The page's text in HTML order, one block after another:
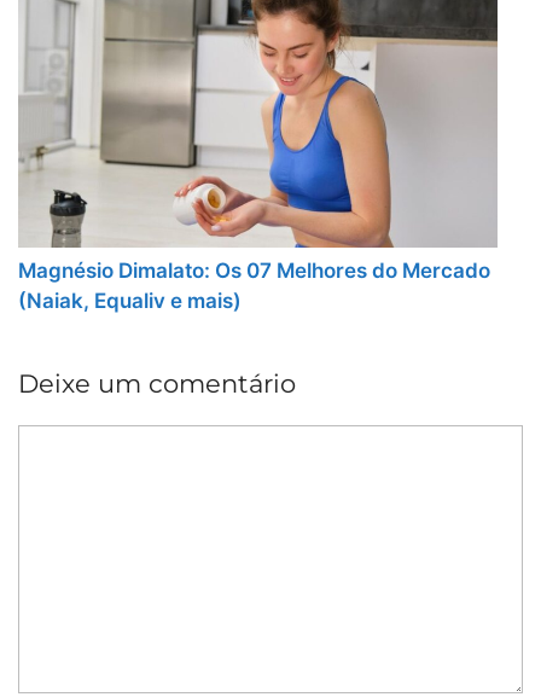
Magnésio Dimalato: Os 07 Melhores do Mercado
(Naiak, Equaliv e mais)
Deixe um comentário